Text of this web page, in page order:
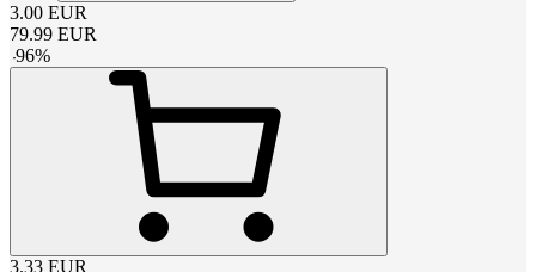
3.00 EUR
79.99 EUR
-96%
3.33 EUR